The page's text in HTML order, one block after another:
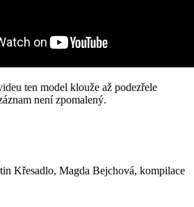
ten model klouže až podezřele
není zpomalený.
Křesadlo, Magda Bejchová, kompilace